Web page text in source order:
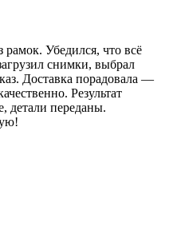
Убедился, что всё
снимки, выбрал
Доставка порадовала —
Результат
детали переданы.